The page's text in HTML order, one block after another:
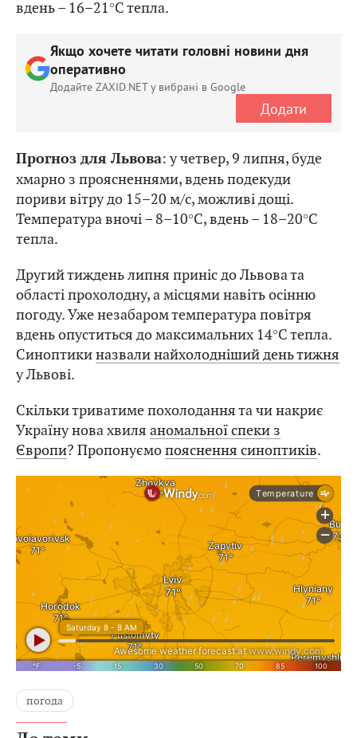
вдень – 16–21°С тепла.
Якщо хочете читати головні новини дня
оперативно
Додайте ZAXID.NET у вибрані в Google
Додати
Прогноз для Львова: у четвер, 9 липня, буде
хмарно з проясненнями, вдень подекуди
пориви вітру до 15–20 м/с, можливі дощі.
Температура вночі – 8–10°С, вдень – 18–20°С
тепла.
Другий тиждень липня приніс до Львова та
області прохолодну, а місцями навіть осінню
погоду. Уже незабаром температура повітря
вдень опуститься до максимальних 14°С тепла.
Синоптикиназвали найхолодніший день тижня
у Львові.
Скільки триватиме похолодання та чи накриє
Україну нова хвиля аномальної спеки з
Європи? Пропонуємопояснення синоптиків.
погода